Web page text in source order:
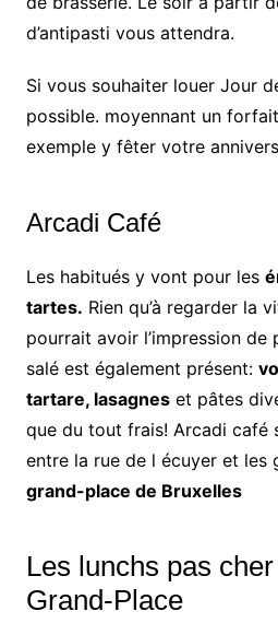
d’antipasti vous attendra.
Si vous souhaiter louer Jour
possible. moyennant un
exemple y fêter votre
Arcadi Café
Les habitués y vont pour les
tartes. Rien qu’à regarder la
pourrait avoir l’impression de
salé est également présent:
tartare, lasagneset pâtes
que du tout frais! Arcadi café
entre la rue de l écuyer et les
grand-place de Bruxelles
Les lunchs pas
Grand-Place